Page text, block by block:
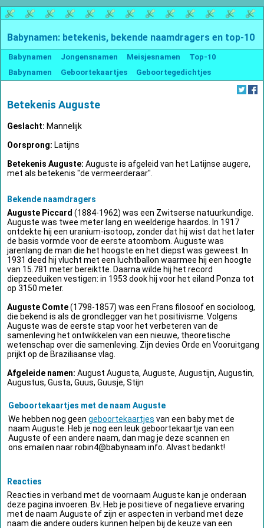
Babynamen: betekenis, bekende naamdragers en top-10
Babynamen Jongensnamen Meisjesnamen
Top-10
Babynamen
Geboortekaartjes Geboortegedichtjes
Betekenis Auguste
Geslacht: Mannelijk
Oorsprong: Latijns
Betekenis Auguste: Auguste is afgeleid van het Latijnse augere,
met als betekenis "de vermeerderaar".
Bekende naamdragers
Auguste Piccard (1884-1962) was een Zwitserse natuurkundige.
Auguste was twee meter lang en weelderige haardos. In 1917
ontdekte hij een uranium-isotoop, zonder dat hij wist dat het later
de basis vormde voor de eerste atoombom. Auguste was
jarenlang de man die het hoogste en het diepst was geweest. In
1931 deed hij vlucht met een luchtballon waarmee hij een hoogte
van 15.781 meter bereiktte. Daarna wilde hij het record
diepzeeduiken vestigen: in 1953 dook hij voor het eiland Ponza tot
op 3150 meter.
Auguste Comte(1798-1857) was een Frans filosoof en socioloog,
die bekend is als de grondlegger van het positivisme. Volgens
Auguste was de eerste stap voor het verbeteren van de
samenleving het ontwikkelen van een nieuwe, theoretische
wetenschap over die samenleving. Zijn devies Orde en Vooruitgang
prijkt op de Braziliaanse vlag.
Afgeleide namen: August Augusta, Auguste, Augustijn, Augustin,
Augustus, Gusta, Guus, Guusje, Stijn
Geboortekaartjes met de naam Auguste
We hebben nog geen geboortekaartjes van een baby met de
naam Auguste. Heb je nog een leuk geboortekaartje van een
Auguste of een andere naam, dan mag je deze scannen en
ons emailen naarrobin4@babynaam.info . Alvast bedankt!
Reacties
Reacties in verband met de voornaam Auguste kan je onderaan
deze pagina invoeren. Bv. Heb je positieve of negatieve ervaring
met de naam Auguste of zijn er aspecten in verband met deze
naam die andere ouders kunnen helpen bij de keuze van een